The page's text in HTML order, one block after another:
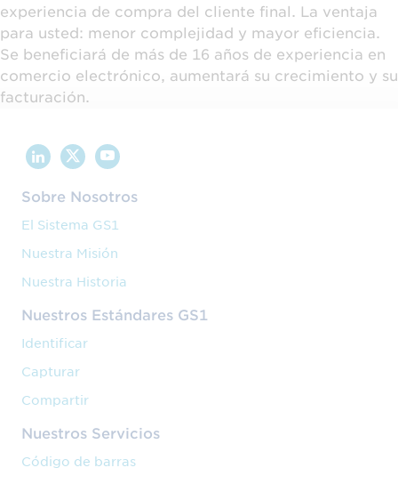
experiencia de compra del cliente final. La ventaja
para usted: menor complejidad y mayor eficiencia.
Se beneficiará de más de 16 años de experiencia en
comercio electrónico, aumentará su crecimiento y su
facturación.
Sobre Nosotros
El Sistema GS1
Nuestra Misión
Nuestra Historia
Nuestros Estándares GS1
Identificar
Capturar
Compartir
Nuestros Servicios
Código de barras